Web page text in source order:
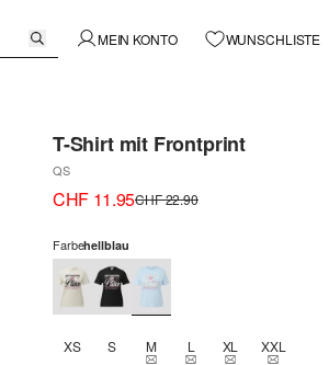
MEIN KONTO WUNSCHLISTE
T-Shirt mit Frontprint
QS
CHF 11.95CHF 22.90
Farbehellblau
XS S MTHIS SIZE IS CURRENTLY
LTHIS SIZE IS
XLTHIS SIZE IS
XXLTHIS